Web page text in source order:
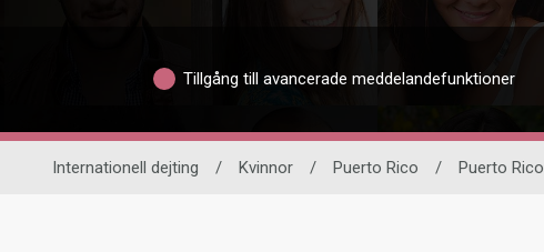
Tillgång till avancerade meddelandefunktioner
Internationell dejting / Kvinnor / Puerto Rico / Puerto Rico